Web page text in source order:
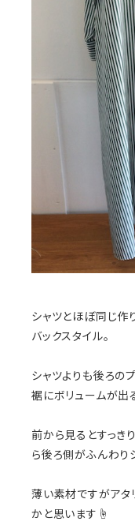
シャツとほぼ同じ作
バックスタイル。
シャツよりも後ろの
裾にボリュームが出
前から見るとすっき
ら後ろ側がふんわり
薄い素材ですがアタ
かと思います☝️